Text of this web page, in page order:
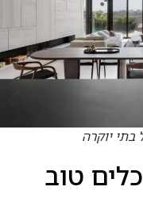
יוקרה
טוב